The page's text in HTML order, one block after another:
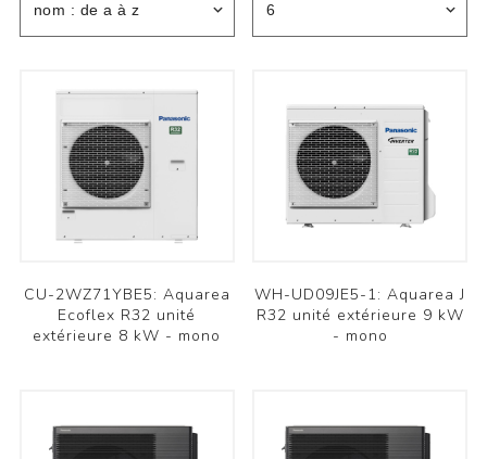
CU-2WZ71YBE5: Aquarea
Ecoflex R32 unité
extérieure 8 kW - mono
WH-UD09JE5-1: Aquarea J
R32 unité extérieure 9 kW
- mono